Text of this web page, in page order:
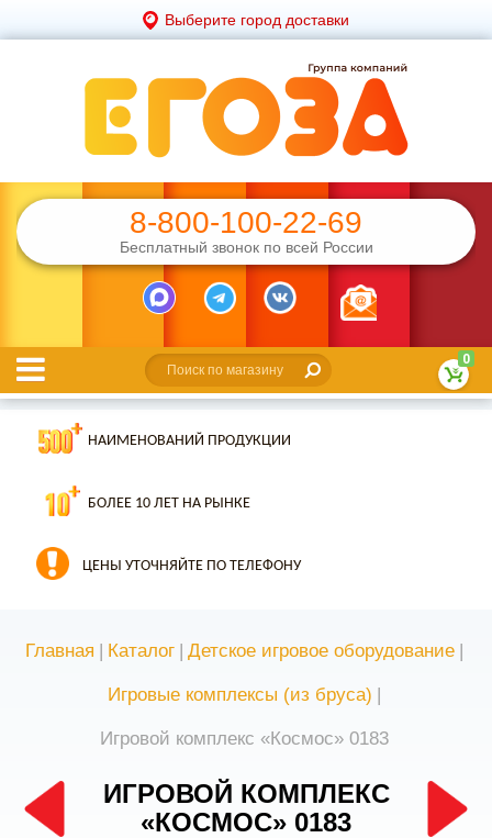
Выберите город доставки
8-800-100-22-69
Бесплатный звонок по всей России
0
НАИМЕНОВАНИЙ ПРОДУКЦИИ
БОЛЕЕ 10 ЛЕТ НА РЫНКЕ
ЦЕНЫ УТОЧНЯЙТЕ ПО ТЕЛЕФОНУ
Главная | Каталог | Детское игровое оборудование |
Игровые комплексы (из бруса) |
Игровой комплекс «Космос» 0183
ИГРОВОЙ КОМПЛЕКС
«КОСМОС» 0183